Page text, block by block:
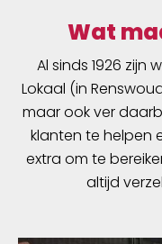
Wat
Al sinds 1926 zijn
Lokaal (in
maar ook ver
klanten te helpen
extra om te
altijd